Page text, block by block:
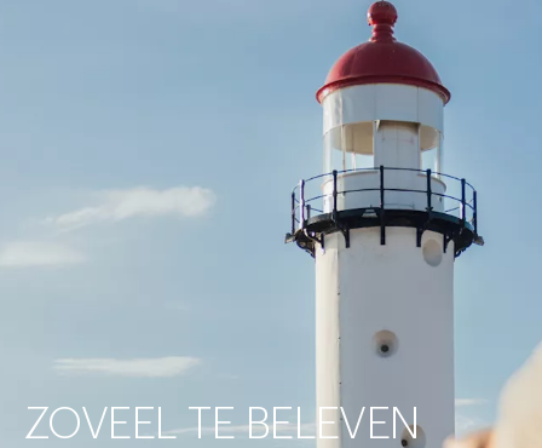
ZOVEEL TE BELEVEN